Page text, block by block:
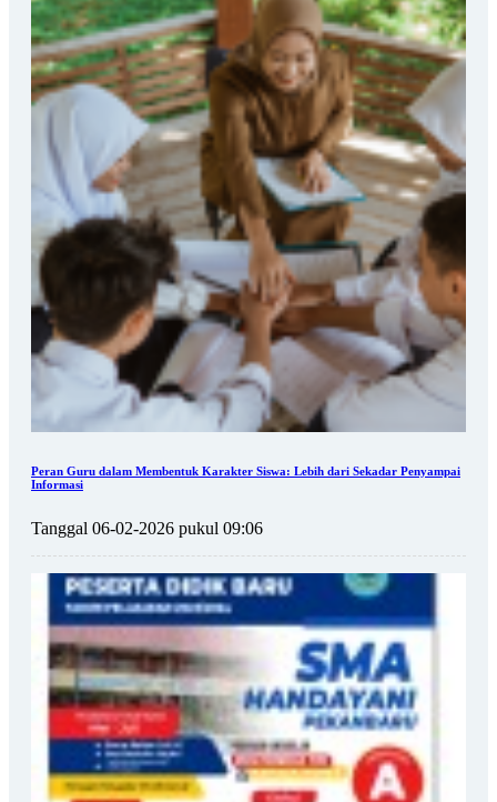
Peran Guru dalam Membentuk Karakter Siswa: Lebih dari Sekadar Penyampai
Informasi
Tanggal 06-02-2026 pukul 09:06